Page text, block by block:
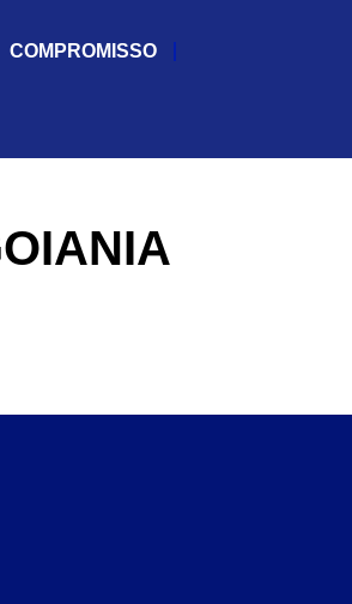
COMPROMISSO